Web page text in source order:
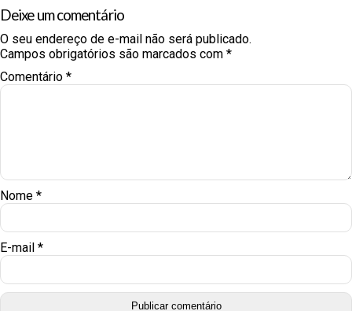
Deixe um comentário
O seu endereço de e-mail não será publicado.
Campos obrigatórios são marcados com *
Comentário *
Nome *
E-mail *